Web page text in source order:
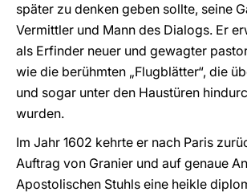
später zu denken geben sollte, seine
Vermittler und Mann des Dialogs. Er
als Erfinder neuer und gewagter
wie die berühmten „Flugblätter“, die
und sogar unter den Haustüren
wurden.
Im Jahr 1602 kehrte er nach Paris
Auftrag von Granier und auf genaue
Apostolischen Stuhls eine heikle